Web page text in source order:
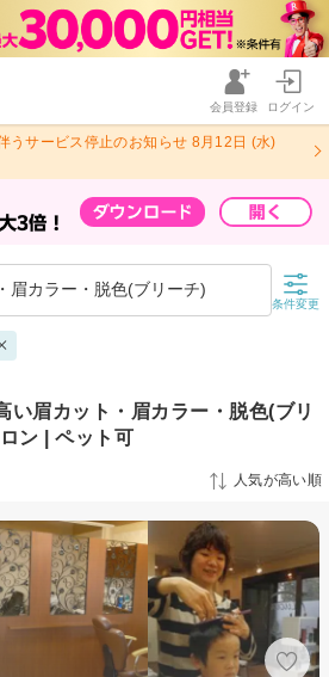
会員登録 ログイン
うサービス停止のお知らせ 8月12日 (水)
眉カラー・脱色(ブリーチ)
条件変更
い眉カット・眉カラー・脱色(ブリ
ン | ペット可
人気が高い順